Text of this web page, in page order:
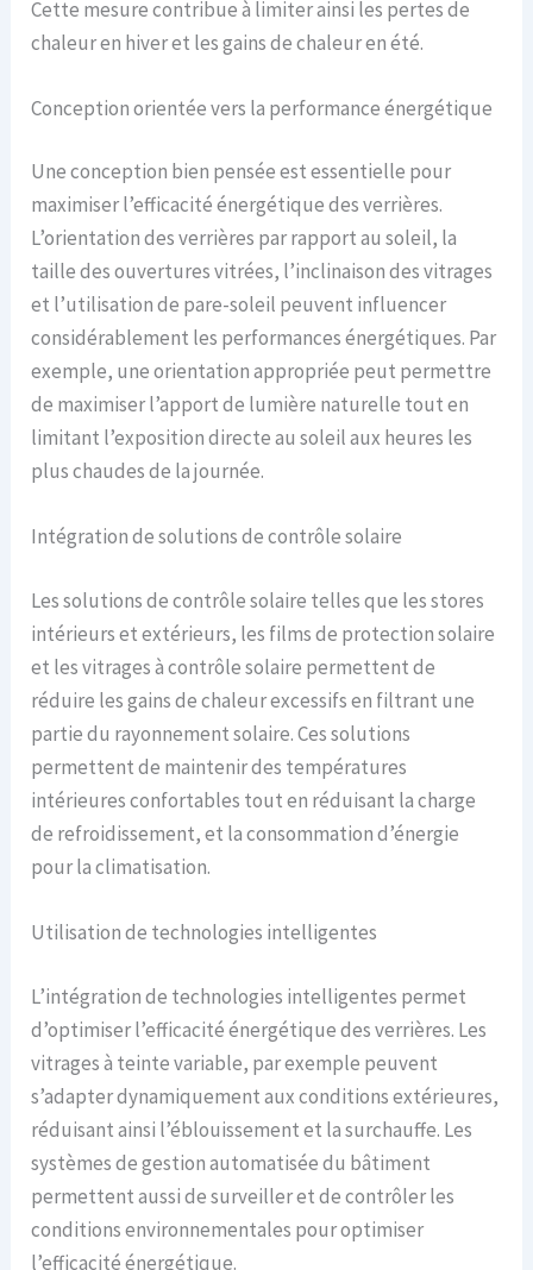
Cette mesure contribue à limiter ainsi les pertes de
chaleur en hiver et les gains de chaleur en été.
Conception orientée vers la performance énergétique
Une conception bien pensée est essentielle pour
maximiser l’efficacité énergétique des verrières.
L’orientation des verrières par rapport au soleil, la
taille des ouvertures vitrées, l’inclinaison des vitrages
et l’utilisation de pare-soleil peuvent influencer
considérablement les performances énergétiques. Par
exemple, une orientation appropriée peut permettre
de maximiser l’apport de lumière naturelle tout en
limitant l’exposition directe au soleil aux heures les
plus chaudes de la journée.
Intégration de solutions de contrôle solaire
Les solutions de contrôle solaire telles que les stores
intérieurs et extérieurs, les films de protection solaire
et les vitrages à contrôle solaire permettent de
réduire les gains de chaleur excessifs en filtrant une
partie du rayonnement solaire. Ces solutions
permettent de maintenir des températures
intérieures confortables tout en réduisant la charge
de refroidissement, et la consommation d’énergie
pour la climatisation.
Utilisation de technologies intelligentes
L’intégration de technologies intelligentes permet
d’optimiser l’efficacité énergétique des verrières. Les
vitrages à teinte variable, par exemple peuvent
s’adapter dynamiquement aux conditions extérieures,
réduisant ainsi l’éblouissement et la surchauffe. Les
systèmes de gestion automatisée du bâtiment
permettent aussi de surveiller et de contrôler les
conditions environnementales pour optimiser
l’efficacité énergétique.